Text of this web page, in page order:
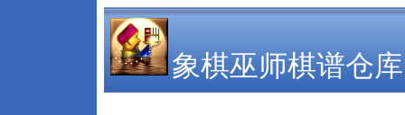
象棋巫师棋谱仓库